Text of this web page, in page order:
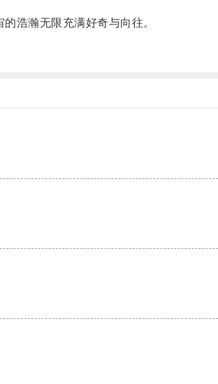
浩瀚无限充满好奇与向往。